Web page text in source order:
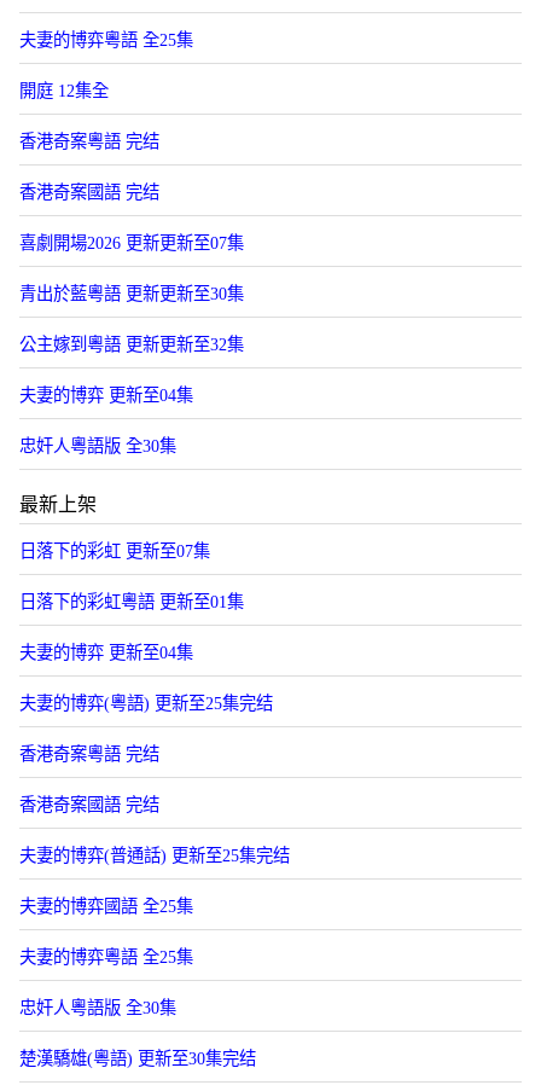
夫妻的博弈粵語 全25集
開庭 12集全
香港奇案粵語 完结
香港奇案國語 完结
喜劇開場2026 更新更新至07集
青出於藍粵語 更新更新至30集
公主嫁到粵語 更新更新至32集
夫妻的博弈 更新至04集
忠奸人粵語版 全30集
最新上架
日落下的彩虹 更新至07集
日落下的彩虹粵語 更新至01集
夫妻的博弈 更新至04集
夫妻的博弈(粵語) 更新至25集完结
香港奇案粵語 完结
香港奇案國語 完结
夫妻的博弈(普通話) 更新至25集完结
夫妻的博弈國語 全25集
夫妻的博弈粵語 全25集
忠奸人粵語版 全30集
楚漢驕雄(粵語) 更新至30集完结